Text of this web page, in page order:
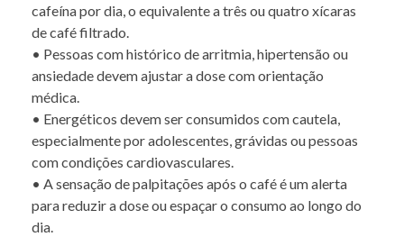
cafeína por dia, o equivalente a três ou quatro xícaras
de café filtrado.
• Pessoas com histórico de arritmia, hipertensão ou
ansiedade devem ajustar a dose com orientação
médica.
• Energéticos devem ser consumidos com cautela,
especialmente por adolescentes, grávidas ou pessoas
com condições cardiovasculares.
• A sensação de palpitações após o café é um alerta
para reduzir a dose ou espaçar o consumo ao longo do
dia.